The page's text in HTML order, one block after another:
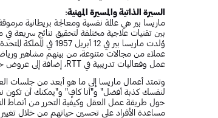
السيرة الذاتية والمسيرة المهنية:
بين تقنيات علاجية مختلفة لتحقيق نتائج سريعة في
عملاء من مجالات متنوعة، من بينهم مشاهير
عمل وفعاليات تدريبية في RTT، إضافة إلى عروض حية تهدف إلى تقديم تجارب تطويرية للجمهور حول العالم.
وتمتد أعمال ماريسا إلى ما هو أبعد من جلسات
لنفسك كذبة أفضل" و"أنا كافٍ" و"يمكنك أن تكون
حول طريقة عمل العقل وكيفية التحرر من أنماط
مساعدة الأفراد على تحسين حياتهم من خلال تغيير